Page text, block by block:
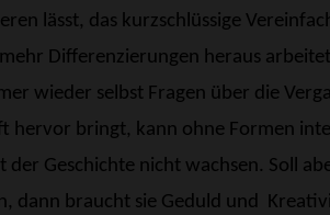
lässt, das kurzschlüssige
Differenzierungen heraus
wieder selbst Fragen über die
hervor bringt, kann ohne Formen
Geschichte nicht wachsen. Soll
dann braucht sie Geduld und